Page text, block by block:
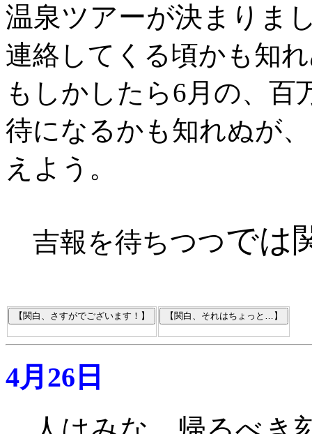
温泉ツアーが決まりま
連絡してくる頃かも知
もしかしたら6月の、百
待になるかも知れぬが
えよう。
吉報を待ちつつでは
4月26日